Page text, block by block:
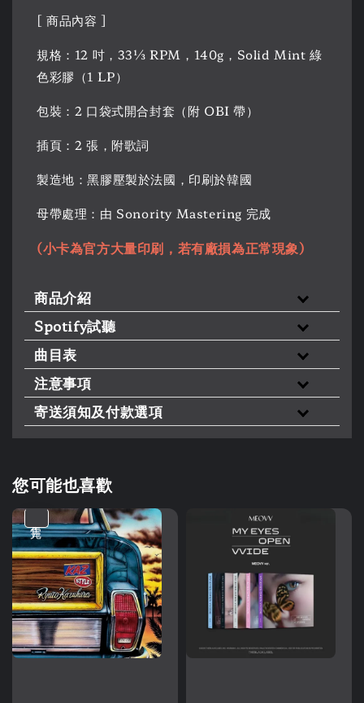
[ 商品內容 ]
規格：12 吋，33⅓ RPM，140g，Solid Mint 綠
色彩膠（1 LP）
包裝：2 口袋式開合封套（附 OBI 帶）
插頁：2 張，附歌詞
製造地：黑膠壓製於法國，印刷於韓國
母帶處理：由 Sonority Mastering 完成
(小卡為官方大量印刷，若有廠損為正常現象)
商品介紹
Spotify試聽
曲目表
注意事項
寄送須知及付款選項
您可能也喜歡